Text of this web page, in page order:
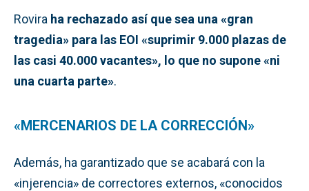
Rovira ha rechazado así que sea una «gran
tragedia» para las EOI «suprimir 9.000 plazas de
las casi 40.000 vacantes», lo que no supone «ni
una cuarta parte».
«MERCENARIOS DE LA CORRECCIÓN»
Además, ha garantizado que se acabará con la
«injerencia» de correctores externos, «conocidos